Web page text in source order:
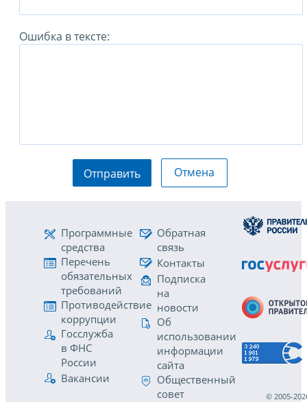
Ошибка в тексте:
Отправить Отмена
Программные
средства
Перечень
обязательных
требований
Противодействие
коррупции
Госслужба
в ФНС
России
Вакансии
Обратная
связь
Контакты
Подписка
на
новости
Об
использовании
информации
сайта
Общественный
совет
© 2005-